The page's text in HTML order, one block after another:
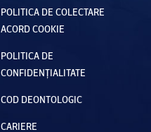
POLITICA DE COLECTARE
ACORD COOKIE
POLITICA DE
CONFIDENȚIALITATE
COD DEONTOLOGIC
CARIERE